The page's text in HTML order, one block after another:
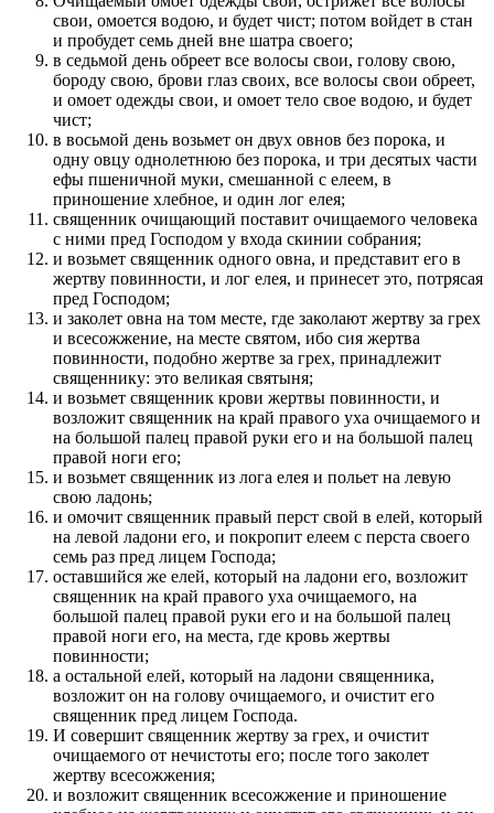
свои, омоется водою, и будет чист; потом войдет в стан
и пробудет семь дней вне шатра своего;
в седьмой день обреет все волосы свои, голову свою,
бороду свою, брови глаз своих, все волосы свои обреет,
и омоет одежды свои, и омоет тело свое водою, и будет
чист;
в восьмой день возьмет он двух овнов без порока, и
одну овцу однолетнюю без порока, и три десятых части
ефы пшеничной муки, смешанной с елеем, в
приношение хлебное, и один лог елея;
священник очищающий поставит очищаемого человека
с ними пред Господом у входа скинии собрания;
и возьмет священник одного овна, и представит его в
жертву повинности, и лог елея, и принесет это, потрясая
пред Господом;
и заколет овна на том месте, где заколают жертву за грех
и всесожжение, на месте святом, ибо сия жертва
повинности, подобно жертве за грех, принадлежит
священнику: это великая святыня;
и возьмет священник крови жертвы повинности, и
возложит священник на край правого уха очищаемого и
на большой палец правой руки его и на большой палец
правой ноги его;
и возьмет священник из лога елея и польет на левую
свою ладонь;
и омочит священник правый перст свой в елей, который
на левой ладони его, и покропит елеем с перста своего
семь раз пред лицем Господа;
оставшийся же елей, который на ладони его, возложит
священник на край правого уха очищаемого, на
большой палец правой руки его и на большой палец
правой ноги его, на места, где кровь жертвы
повинности;
а остальной елей, который на ладони священника,
возложит он на голову очищаемого, и очистит его
священник пред лицем Господа.
И совершит священник жертву за грех, и очистит
очищаемого от нечистоты его; после того заколет
жертву всесожжения;
и возложит священник всесожжение и приношение